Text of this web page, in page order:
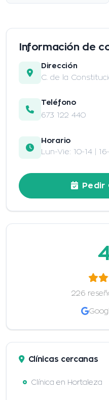
Información de
Dirección
C. de la
Teléfono
673 122 440
Horario
Lun-Vie: 10-14 | 16-
Pedir
226
Clínicas cercanas
Clínica en Hortaleza